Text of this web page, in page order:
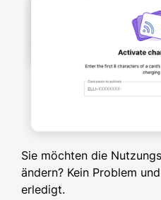
Sie möchten die
ändern? Kein Problem
erledigt.